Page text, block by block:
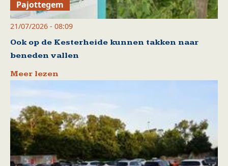
Pajottegem
21/07/2026 - 08:09
Ook op de Kesterheide kunnen takken naar
beneden vallen
Meer lezen